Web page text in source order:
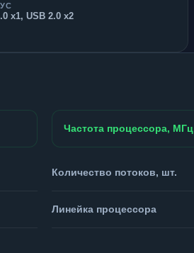
x1, USB 2.0 x2
Частота процессора, МГц
Количество потоков, шт.
Линейка процессора